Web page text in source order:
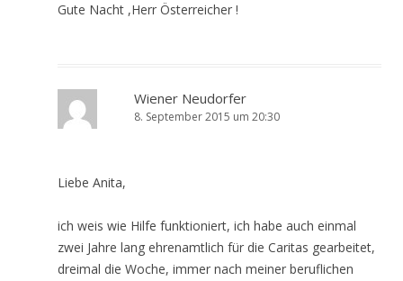
Gute Nacht ,Herr Österreicher !
Wiener Neudorfer
8. September 2015 um 20:30
Liebe Anita,
ich weis wie Hilfe funktioniert, ich habe auch einmal
zwei Jahre lang ehrenamtlich für die Caritas gearbeitet,
dreimal die Woche, immer nach meiner beruflichen